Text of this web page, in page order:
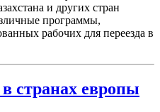
и других стран
программы,
рабочих для переезда в
странах европы